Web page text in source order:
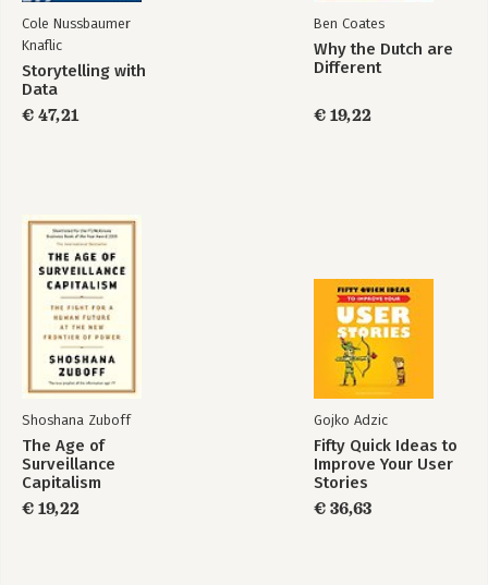
The Culture Map
The Culture Map
Cole Nussbaumer
Knaflic
Storytelling with
Data
€ 47,21
Ben Coates
Why the Dutch are
Different
€ 19,22
Shoshana Zuboff
The Age of
Surveillance
Capitalism
€ 19,22
Gojko Adzic
Fifty Quick Ideas to
Improve Your User
Stories
€ 36,63